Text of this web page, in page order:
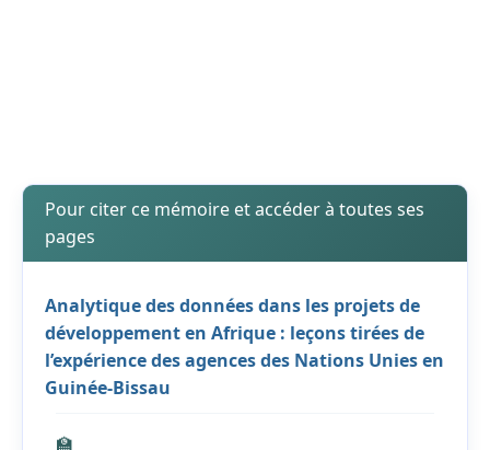
Pour citer ce mémoire et accéder à toutes ses
pages
Analytique des données dans les projets de
développement en Afrique : leçons tirées de
l’expérience des agences des Nations Unies en
Guinée-Bissau
🏫